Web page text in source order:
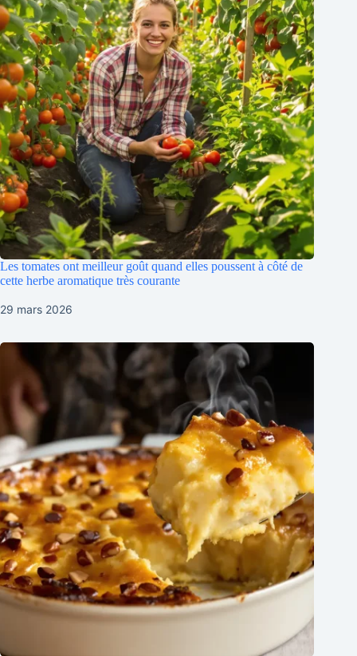
Les tomates ont meilleur goût quand elles poussent à côté de
cette herbe aromatique très courante
29 mars 2026